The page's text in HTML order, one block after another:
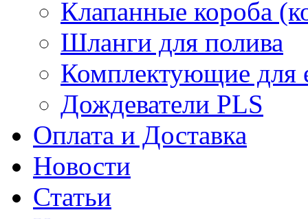
Клапанные короба
Шланги для полива
Комплектующие для
Дождеватели PLS
Оплата и Доставка
Новости
Статьи